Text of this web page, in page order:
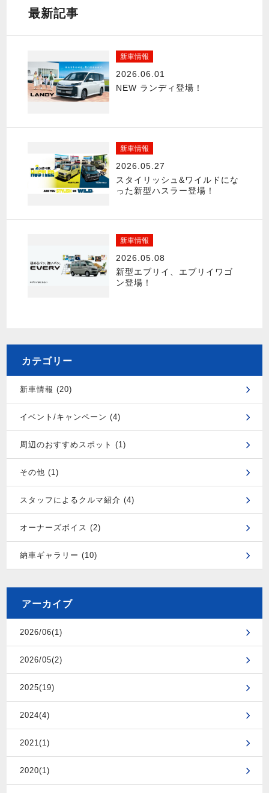
最新記事
新車情報
2026.06.01
NEW ランディ登場！
新車情報
2026.05.27
スタイリッシュ&ワイルドにな
った新型ハスラー登場！
新車情報
2026.05.08
新型エブリイ、エブリイワゴ
ン登場！
カテゴリー
新車情報 (20)
イベント/キャンペーン (4)
周辺のおすすめスポット (1)
その他 (1)
スタッフによるクルマ紹介 (4)
オーナーズボイス (2)
納車ギャラリー (10)
アーカイブ
2026/06(1)
2026/05(2)
2025(19)
2024(4)
2021(1)
2020(1)